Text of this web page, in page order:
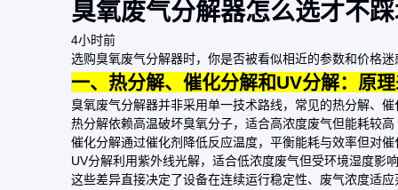
臭氧废气分解器怎么选才不
4小时前
选购臭氧废气分解器时，你是否被看似相近的参数和价格
一、热分解、催化分解和UV分解：原
臭氧废气分解器并非采用单一技术路线，常见的热分解、
热分解依赖高温破坏臭氧分子，适合高浓度废气但能耗较高
催化分解通过催化剂降低反应温度，平衡能耗与效率但对
UV分解利用紫外线光解，适合低浓度废气但受环境湿度影
这些差异直接决定了设备在连续运行稳定性、废气浓度适